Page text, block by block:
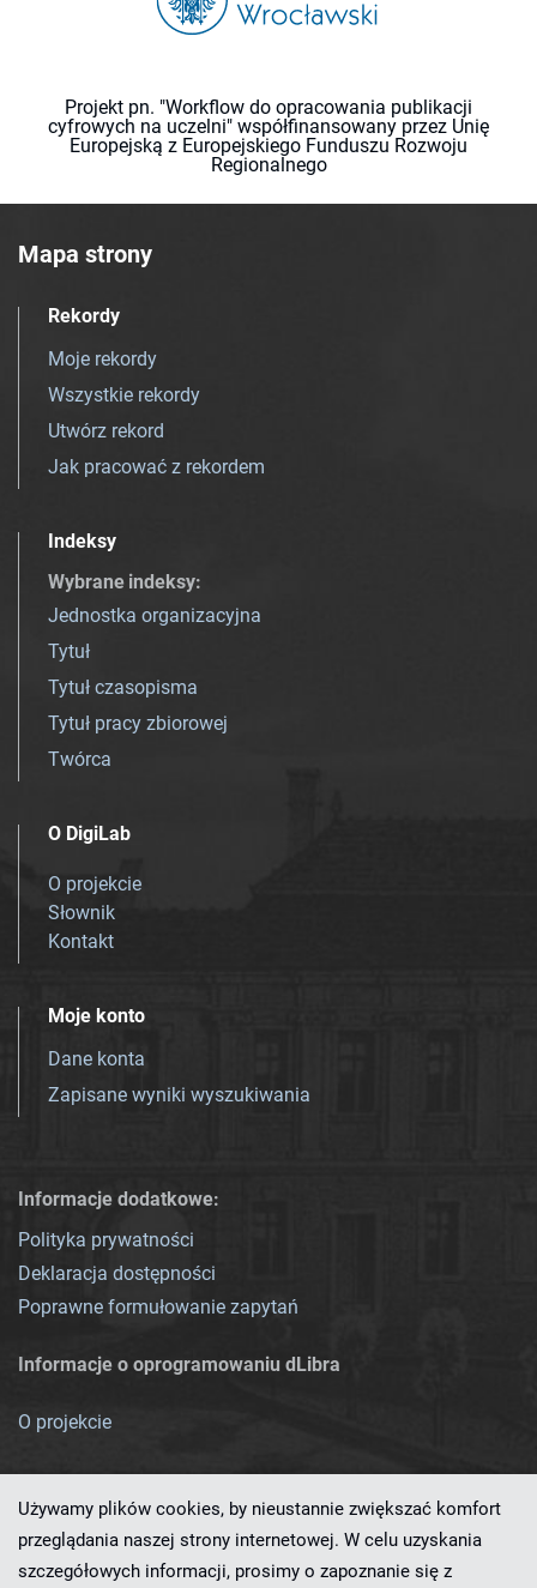
Projekt pn. "Workflow do opracowania publikacji
cyfrowych na uczelni" współfinansowany przez Unię
Europejską z Europejskiego Funduszu Rozwoju
Regionalnego
Mapa strony
Rekordy
Moje rekordy
Wszystkie rekordy
Utwórz rekord
Jak pracować z rekordem
Indeksy
Wybrane indeksy:
Jednostka organizacyjna
Tytuł
Tytuł czasopisma
Tytuł pracy zbiorowej
Twórca
O DigiLab
O projekcie
Słownik
Kontakt
Moje konto
Dane konta
Zapisane wyniki wyszukiwania
Informacje dodatkowe:
Polityka prywatności
Deklaracja dostępności
Poprawne formułowanie zapytań
Informacje o oprogramowaniu dLibra
O projekcie
Używamy plików cookies, by nieustannie zwiększać komfort
przeglądania naszej strony internetowej. W celu uzyskania
szczegółowych informacji, prosimy o zapoznanie się z